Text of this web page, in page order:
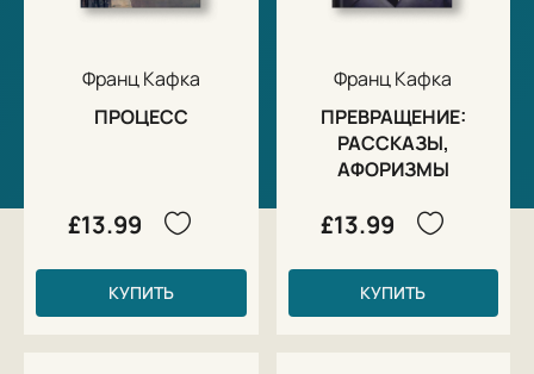
Франц Кафка
ПРОЦЕСС
£13.99
КУПИТЬ
Франц Кафка
ПРЕВРАЩЕНИЕ:
РАССКАЗЫ,
АФОРИЗМЫ
£13.99
КУПИТЬ